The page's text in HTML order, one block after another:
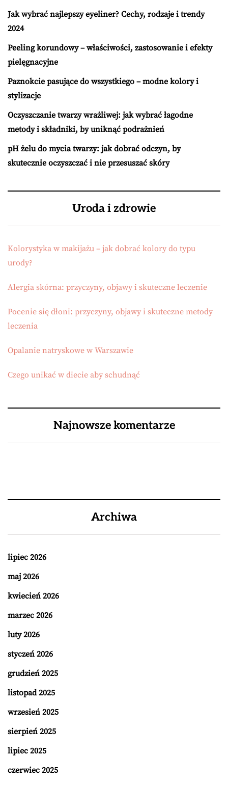
Jak wybrać najlepszy eyeliner? Cechy, rodzaje i trendy
2024
Peeling korundowy – właściwości, zastosowanie i efekty
pielęgnacyjne
Paznokcie pasujące do wszystkiego – modne kolory i
stylizacje
Oczyszczanie twarzy wrażliwej: jak wybrać łagodne
metody i składniki, by uniknąć podrażnień
pH żelu do mycia twarzy: jak dobrać odczyn, by
skutecznie oczyszczać i nie przesuszać skóry
Uroda i zdrowie
Kolorystyka w makijażu – jak dobrać kolory do typu
urody?
Alergia skórna: przyczyny, objawy i skuteczne leczenie
Pocenie się dłoni: przyczyny, objawy i skuteczne metody
leczenia
Opalanie natryskowe w Warszawie
Czego unikać w diecie aby schudnąć
Najnowsze komentarze
Archiwa
lipiec 2026
maj 2026
kwiecień 2026
marzec 2026
luty 2026
styczeń 2026
grudzień 2025
listopad 2025
wrzesień 2025
sierpień 2025
lipiec 2025
czerwiec 2025